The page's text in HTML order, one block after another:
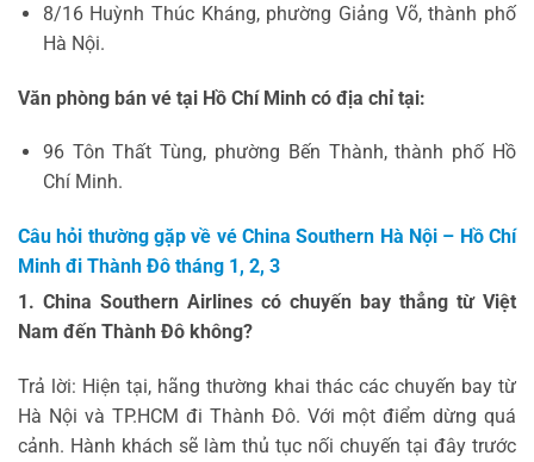
8/16 Huỳnh Thúc Kháng, phường Giảng Võ, thành phố
Hà Nội.
Văn phòng bán vé tại Hồ Chí Minh có địa chỉ tại:
96 Tôn Thất Tùng, phường Bến Thành, thành phố Hồ
Chí Minh.
Câu hỏi thường gặp về vé China Southern Hà Nội – Hồ Chí
Minh đi Thành Đô tháng 1, 2, 3
1. China Southern Airlines có chuyến bay thẳng từ Việt
Nam đến Thành Đô không?
Trả lời: Hiện tại, hãng thường khai thác các chuyến bay từ
Hà Nội và TP.HCM đi Thành Đô. Với một điểm dừng quá
cảnh. Hành khách sẽ làm thủ tục nối chuyến tại đây trước